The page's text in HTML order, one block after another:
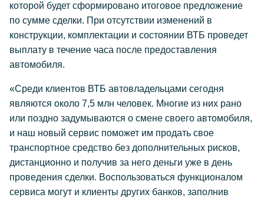
которой будет сформировано итоговое предложение
по сумме сделки. При отсутствии изменений в
конструкции, комплектации и состоянии ВТБ проведет
выплату в течение часа после предоставления
автомобиля.
«Среди клиентов ВТБ автовладельцами сегодня
являются около 7,5 млн человек. Многие из них рано
или поздно задумываются о смене своего автомобиля,
и наш новый сервис поможет им продать свое
транспортное средство без дополнительных рисков,
дистанционно и получив за него деньги уже в день
проведения сделки. Воспользоваться функционалом
сервиса могут и клиенты других банков, заполнив